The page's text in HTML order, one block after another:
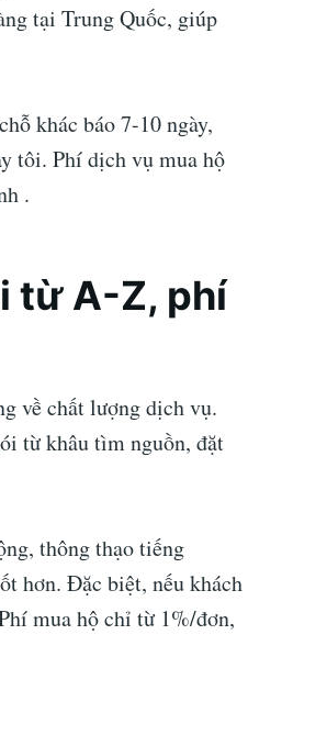
tại Trung Quốc, giúp
khác báo 7-10 ngày,
tôi. Phí dịch vụ mua hộ
.
từ A-Z, phí
về chất lượng dịch vụ.
từ khâu tìm nguồn, đặt
thông thạo tiếng
hơn. Đặc biệt, nếu khách
mua hộ chỉ từ 1%/đơn,